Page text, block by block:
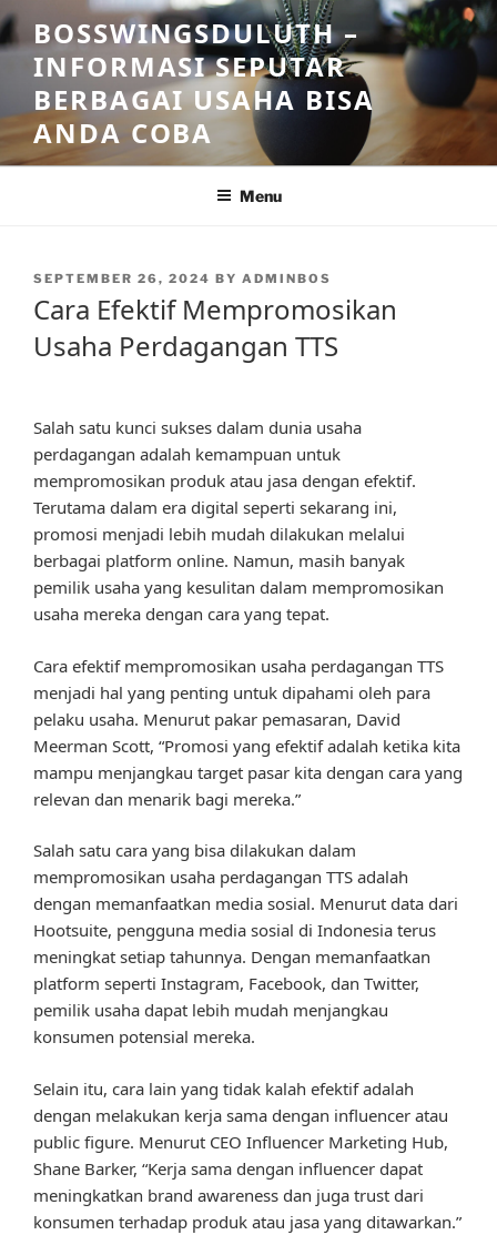
Skip
to
content
BOSSWINGSDULUTH –
INFORMASI SEPUTAR
BERBAGAI USAHA BISA
ANDA COBA
Menu
POSTED
SEPTEMBER 26, 2024 BY ADMINBOS
Cara Efektif Mempromosikan
Usaha Perdagangan TTS
Salah satu kunci sukses dalam dunia usaha
perdagangan adalah kemampuan untuk
mempromosikan produk atau jasa dengan efektif.
Terutama dalam era digital seperti sekarang ini,
promosi menjadi lebih mudah dilakukan melalui
berbagai platform online. Namun, masih banyak
pemilik usaha yang kesulitan dalam mempromosikan
usaha mereka dengan cara yang tepat.
Cara efektif mempromosikan usaha perdagangan TTS
menjadi hal yang penting untuk dipahami oleh para
pelaku usaha. Menurut pakar pemasaran, David
Meerman Scott, “Promosi yang efektif adalah ketika kita
mampu menjangkau target pasar kita dengan cara yang
relevan dan menarik bagi mereka.”
Salah satu cara yang bisa dilakukan dalam
mempromosikan usaha perdagangan TTS adalah
dengan memanfaatkan media sosial. Menurut data dari
Hootsuite, pengguna media sosial di Indonesia terus
meningkat setiap tahunnya. Dengan memanfaatkan
platform seperti Instagram, Facebook, dan Twitter,
pemilik usaha dapat lebih mudah menjangkau
konsumen potensial mereka.
Selain itu, cara lain yang tidak kalah efektif adalah
dengan melakukan kerja sama dengan influencer atau
public figure. Menurut CEO Influencer Marketing Hub,
Shane Barker, “Kerja sama dengan influencer dapat
meningkatkan brand awareness dan juga trust dari
konsumen terhadap produk atau jasa yang ditawarkan.”